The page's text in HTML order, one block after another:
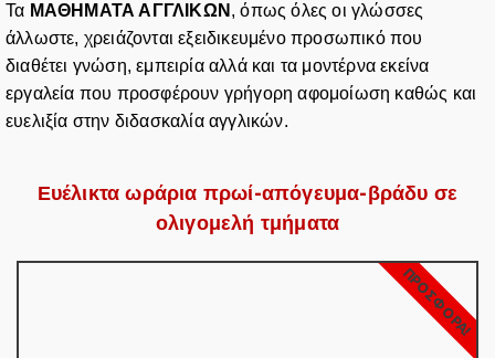
Τα ΜΑΘΗΜΑΤΑ ΑΓΓΛΙΚΩΝ , όπως όλες οι γλώσσες
άλλωστε, χρειάζονται εξειδικευμένο προσωπικό που
διαθέτει γνώση, εμπειρία αλλά και τα μοντέρνα εκείνα
εργαλεία που προσφέρουν γρήγορη αφομοίωση καθώς και
ευελιξία στην διδασκαλία αγγλικών.
Ευέλικτα ωράρια πρωί-απόγευμα-βράδυ σε
ολιγομελή τμήματα
ΠΡΟΣΦΟΡΑ!